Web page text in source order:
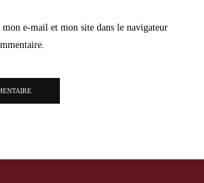
e-mail et mon site dans le navigateur